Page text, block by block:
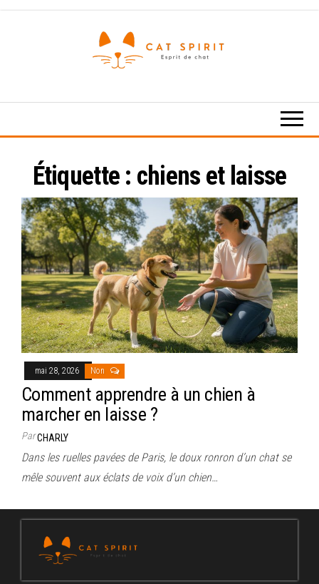
chat
Étiquette : chiens et laisse
mai 28, 2026 Non
Comment apprendre à un chien à
marcher en laisse ?
ParCHARLY
Dans les ruelles pavées de Paris, le doux ronron d’un chat se
mêle souvent aux éclats de voix d’un chien…